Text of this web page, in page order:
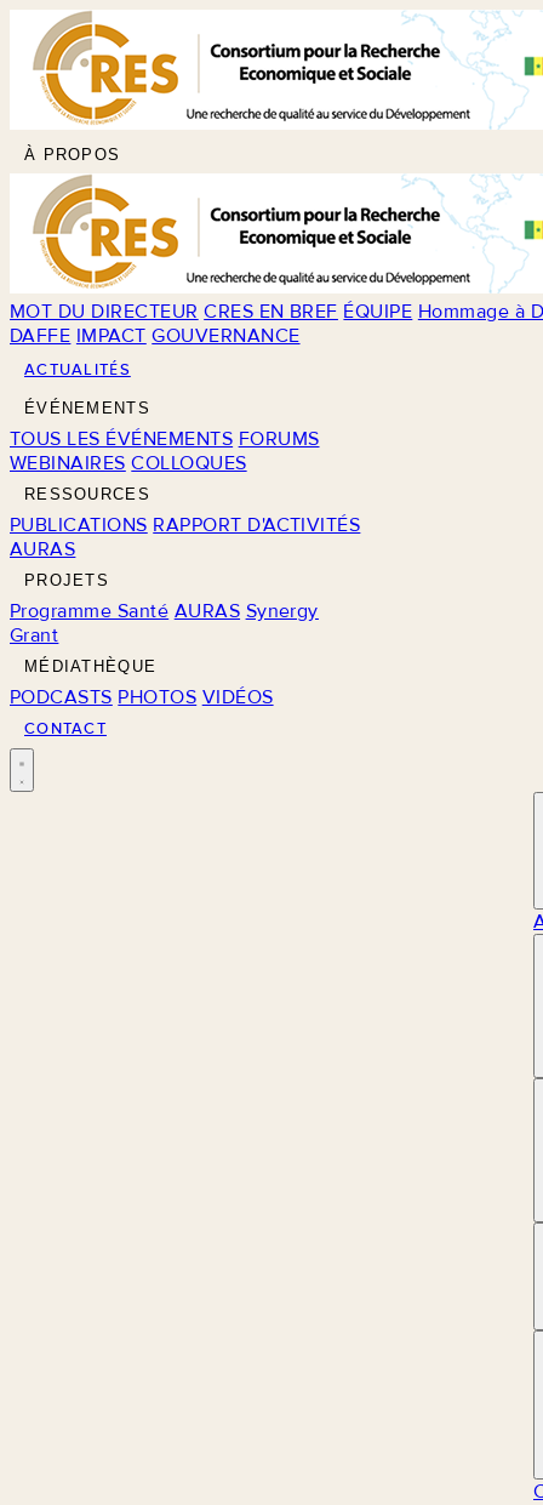
À PROPOS
MOT DU DIRECTEUR CRES EN BREF ÉQUIPE Hommage à
DAFFE IMPACT GOUVERNANCE
ACTUALITÉS
ÉVÉNEMENTS
TOUS LES ÉVÉNEMENTS FORUMS
WEBINAIRES COLLOQUES
RESSOURCES
PUBLICATIONS RAPPORT D'ACTIVITÉS
AURAS
PROJETS
Programme Santé AURAS Synergy
Grant
MÉDIATHÈQUE
PODCASTS PHOTOS VIDÉOS
CONTACT